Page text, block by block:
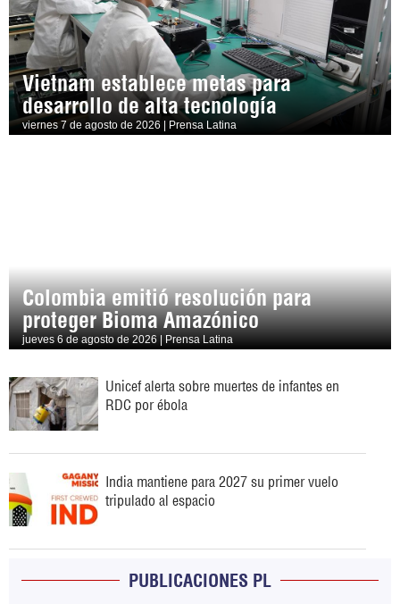
Vietnam establece metas para
desarrollo de alta tecnología
viernes 7 de agosto de 2026 | Prensa Latina
Colombia emitió resolución para
proteger Bioma Amazónico
jueves 6 de agosto de 2026 | Prensa Latina
Unicef alerta sobre muertes de infantes en
RDC por ébola
India mantiene para 2027 su primer vuelo
tripulado al espacio
PUBLICACIONES PL